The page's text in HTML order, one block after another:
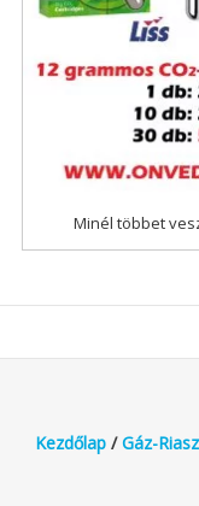
Minél többet
Kezdőlap/Gáz-